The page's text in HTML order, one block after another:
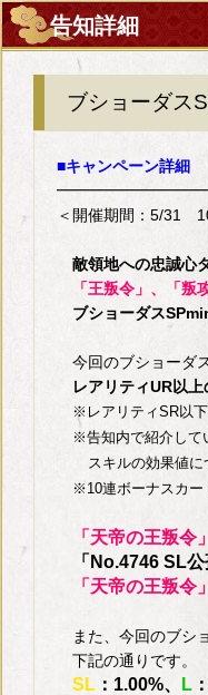
告知詳細
ブショーダス
■キャンペーン詳細
＜開催期間：5/31
敵領地への忠誠心
「王叛令」、「叛
ブショーダス
今回のブショーダ
レアリティUR以
※レアリティSR以
※告知内で紹介して
スキルの効果値
※10連ボーナスカー
「天帝の王叛令
「No.4746 SL公
「天帝の王叛令」
また、今回のブシ
下記の通りです。
SL ：1.00%、 L